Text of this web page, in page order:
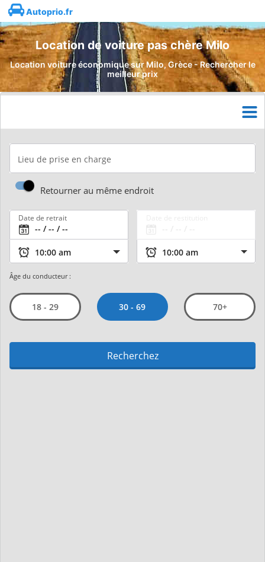
Autoprio.fr
Location de voiture pas chère Milo
Location voiture économique sur Milo, Grèce - Rechercher le
meilleur prix
Lieu de prise en charge
Retourner au même endroit
Date de retrait
Âge du conducteur :
18 - 29 30 - 69 70+
Recherchez